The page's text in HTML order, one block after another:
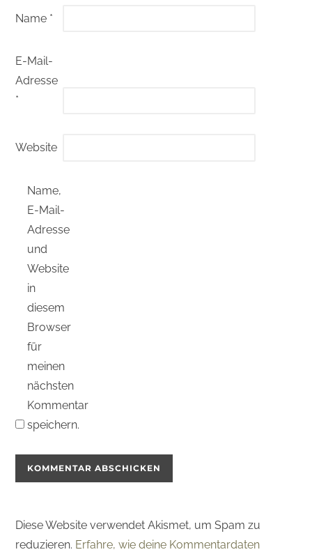
Name *
E-Mail-
Adresse
*
Website
Name,
E-Mail-
Adresse
und
Website
in
diesem
Browser
für
meinen
nächsten
Kommentar
speichern.
Diese Website verwendet Akismet, um Spam zu
reduzieren. Erfahre, wie deine Kommentardaten